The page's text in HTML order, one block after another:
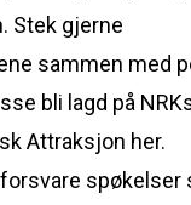
Stek gjerne
sammen med
bli lagd på
Attraksjon her.
spøkelser